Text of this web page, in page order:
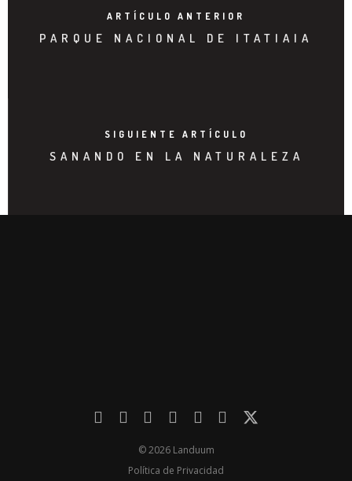
ARTÍCULO ANTERIOR
PARQUE NACIONAL DE ITATIAIA
SIGUIENTE ARTÍCULO
SANANDO EN LA NATURALEZA
© 2026 Landuum
Política de Privacidad